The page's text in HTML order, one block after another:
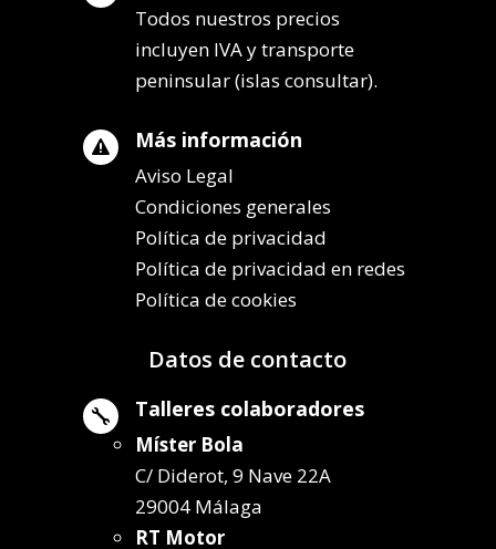
Todos nuestros precios
incluyen IVA y transporte
peninsular (islas consultar).
 Más información
Aviso Legal
Condiciones generales
Política de privacidad
Política de privacidad en redes
Política de cookies
Datos de contacto
 Talleres colaboradores
Míster Bola
C/ Diderot, 9 Nave 22A
29004 Málaga
RT Motor